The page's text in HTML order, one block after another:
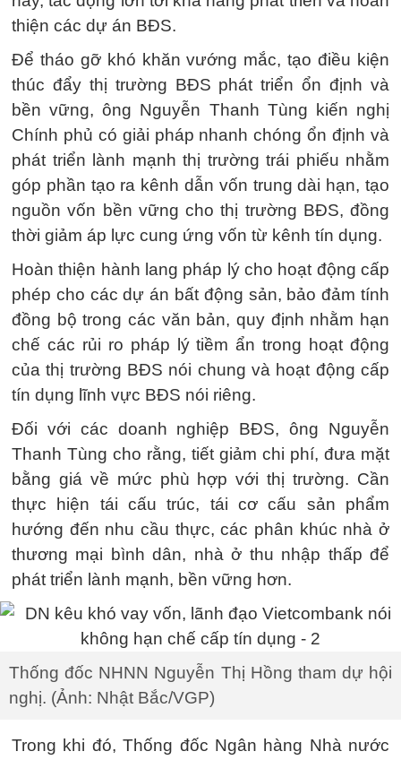
thiện các dự án BĐS.
Để tháo gỡ khó khăn vướng mắc, tạo điều kiện
thúc đẩy thị trường BĐS phát triển ổn định và
bền vững, ông Nguyễn Thanh Tùng kiến nghị
Chính phủ có giải pháp nhanh chóng ổn định và
phát triển lành mạnh thị trường trái phiếu nhằm
góp phần tạo ra kênh dẫn vốn trung dài hạn, tạo
nguồn vốn bền vững cho thị trường BĐS, đồng
thời giảm áp lực cung ứng vốn từ kênh tín dụng.
Hoàn thiện hành lang pháp lý cho hoạt động cấp
phép cho các dự án bất động sản, bảo đảm tính
đồng bộ trong các văn bản, quy định nhằm hạn
chế các rủi ro pháp lý tiềm ẩn trong hoạt động
của thị trường BĐS nói chung và hoạt động cấp
tín dụng lĩnh vực BĐS nói riêng.
Đối với các doanh nghiệp BĐS, ông Nguyễn
Thanh Tùng cho rằng, tiết giảm chi phí, đưa mặt
bằng giá về mức phù hợp với thị trường. Cần
thực hiện tái cấu trúc, tái cơ cấu sản phẩm
hướng đến nhu cầu thực, các phân khúc nhà ở
thương mại bình dân, nhà ở thu nhập thấp để
phát triển lành mạnh, bền vững hơn.
Thống đốc NHNN Nguyễn Thị Hồng tham dự hội
nghị. (Ảnh: Nhật Bắc/VGP)
Trong khi đó, Thống đốc Ngân hàng Nhà nước